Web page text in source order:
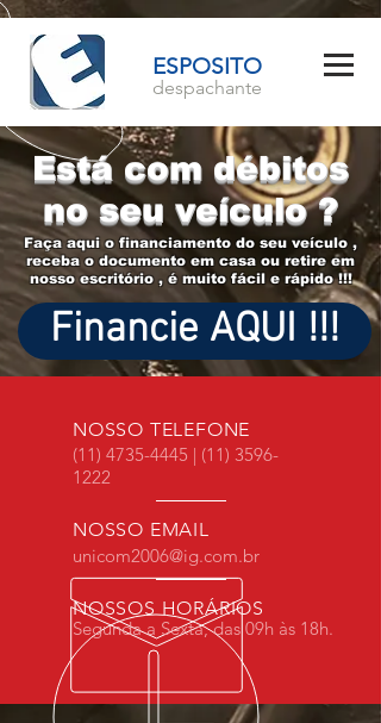
ESPOSITO
despachante
Está com débitos
no seu veículo ?
Faça aqui o financiamento do seu veículo ,
receba o documento em casa ou retire em
nosso escritório , é muito fácil e rápido !!!
Financie AQUI !!!
NOSSO TELEFONE
(11) 4735-4445 | (11) 3596-
1222
NOSSO EMAIL
unicom2006@ig.com.br
NOSSOS HORÁRIOS
Segunda a Sexta, das 09h às 18h.